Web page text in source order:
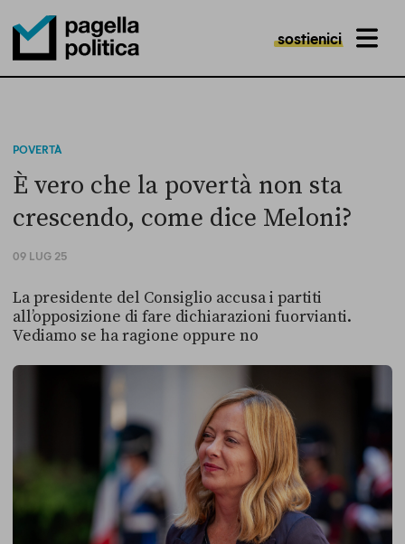
Pagella Politica Logo
sostienici MENU
POVERTÀ
È vero che la povertà non sta
crescendo, come dice Meloni?
09 LUG 25
La presidente del Consiglio accusa i partiti
all’opposizione di fare dichiarazioni fuorvianti.
Vediamo se ha ragione oppure no